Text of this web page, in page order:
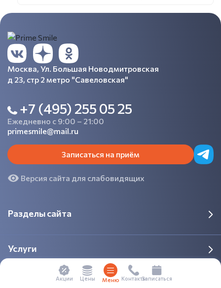
Акции Цены Меню КонтактыЗаписаться
Москва, Ул. Большая Новодмитровская
д 23, стр 2 метро "Савеловская"
Разделы сайта
Услуги
Пациентам
+7 (495) 255 05 25
Ежедневно с 9:00 – 21:00
primesmile@mail.ru
Записаться на приём
Версия сайта для слабовидящих